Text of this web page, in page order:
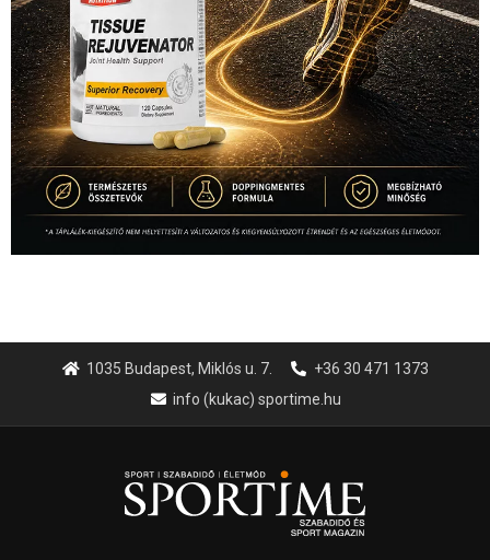
1035 Budapest, Miklós u. 7.
+36 30 471 1373
info (kukac) sportime.hu